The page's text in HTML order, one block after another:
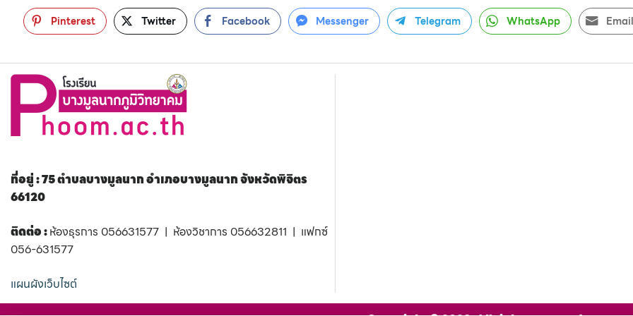
Pinterest Twitter Facebook Messenger Telegram WhatsApp Email
ที่อยู่ : 75 ตำบลบางมูลนาก อำเภอบางมูลนาก จังหวัดพิจิตร
66120
ติดต่อ :ห้องธุรการ 056631577 | ห้องวิชาการ 056632811 | แฟกซ์
056-631577
แผนผังเว็บไซต์